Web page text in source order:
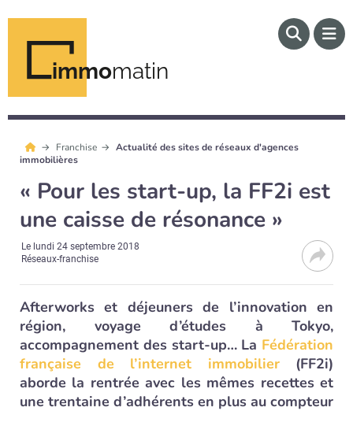
immomatin
Franchise
Actualité des sites de réseaux d'agences
immobilières
« Pour les start-up, la FF2i est
une caisse de résonance »
Le lundi 24 septembre 2018
Réseaux-franchise
Afterworks et déjeuners de l’innovation en
région, voyage d’études à Tokyo,
accompagnement des start-up… La Fédération
française de l’internet immobilier(FF2i)
aborde la rentrée avec les mêmes recettes et
une trentaine d’adhérents en plus au compteur